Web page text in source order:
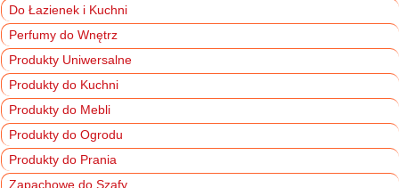
Do Łazienek i Kuchni
Perfumy do Wnętrz
Produkty Uniwersalne
Produkty do Kuchni
Produkty do Mebli
Produkty do Ogrodu
Produkty do Prania
Zapachowe do Szafy